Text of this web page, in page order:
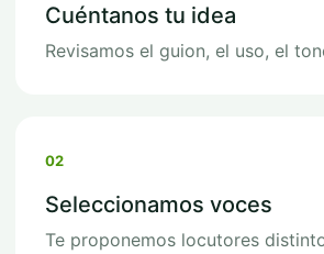
Cuéntanos tu idea
Revisamos el guion, el uso, el
02
Seleccionamos voces
Te proponemos locutores